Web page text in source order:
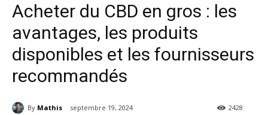
Acheter du CBD en gros : les
avantages, les produits
disponibles et les fournisseurs
recommandés
By Mathis septembre 19, 2024 2428